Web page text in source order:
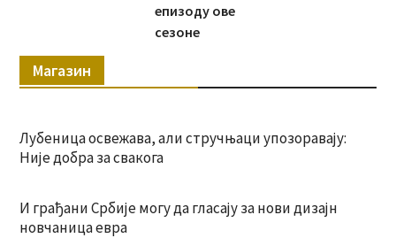
епизоду ове
сезоне
Магазин
Лубеница освежава, али стручњаци упозоравају:
Није добра за свакога
И грађани Србије могу да гласају за нови дизајн
новчаница евра